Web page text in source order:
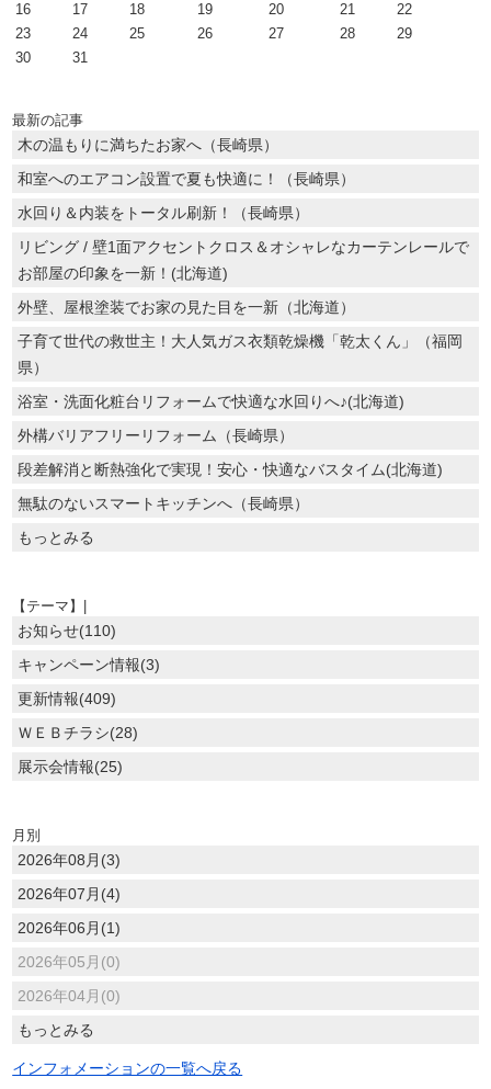
16
17 18 19 20 21
22
23
24 25 26 27 28
29
30
31
最新の記事
木の温もりに満ちたお家へ（長崎県）
和室へのエアコン設置で夏も快適に！（長崎県）
水回り＆内装をトータル刷新！（長崎県）
リビング / 壁1面アクセントクロス＆オシャレなカーテンレールで
お部屋の印象を一新！(北海道)
外壁、屋根塗装でお家の見た目を一新（北海道）
子育て世代の救世主！大人気ガス衣類乾燥機「乾太くん」（福岡
県）
浴室・洗面化粧台リフォームで快適な水回りへ♪(北海道)
外構バリアフリーリフォーム（長崎県）
段差解消と断熱強化で実現！安心・快適なバスタイム(北海道)
無駄のないスマートキッチンへ（長崎県）
もっとみる
【テーマ】|
お知らせ(110)
キャンペーン情報(3)
更新情報(409)
ＷＥＢチラシ(28)
展示会情報(25)
月別
2026年08月(3)
2026年07月(4)
2026年06月(1)
2026年05月(0)
2026年04月(0)
もっとみる
インフォメーションの一覧へ戻る